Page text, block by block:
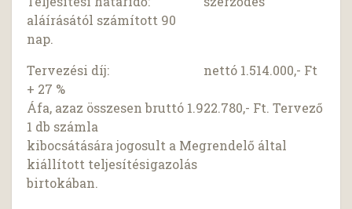
aláírásától számított 90
nap.
Tervezési díj: nettó 1.514.000,- Ft
+ 27 %
Áfa, azaz összesen bruttó 1.922.780,- Ft. Tervező
1 db számla
kibocsátására jogosult a Megrendelő által
kiállított teljesítésigazolás
birtokában.